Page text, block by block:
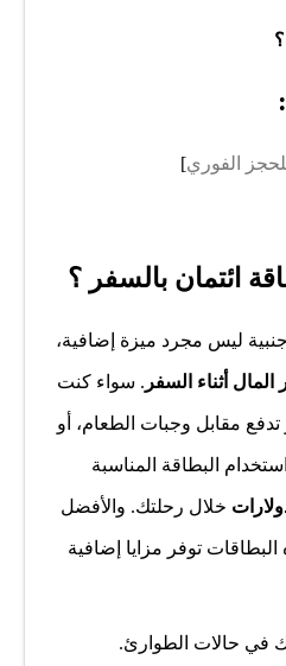
:
الفوري]
ائتمان بالسفر ؟
ليس مجرد ميزة إضافية،
أثناء السفر . سواء كنت
تدفع مقابل وجبات الطعام، أو
البطاقة المناسبة
خلال رحلتك. والأفضل
توفر مزايا إضافية
في حالات الطوارئ.